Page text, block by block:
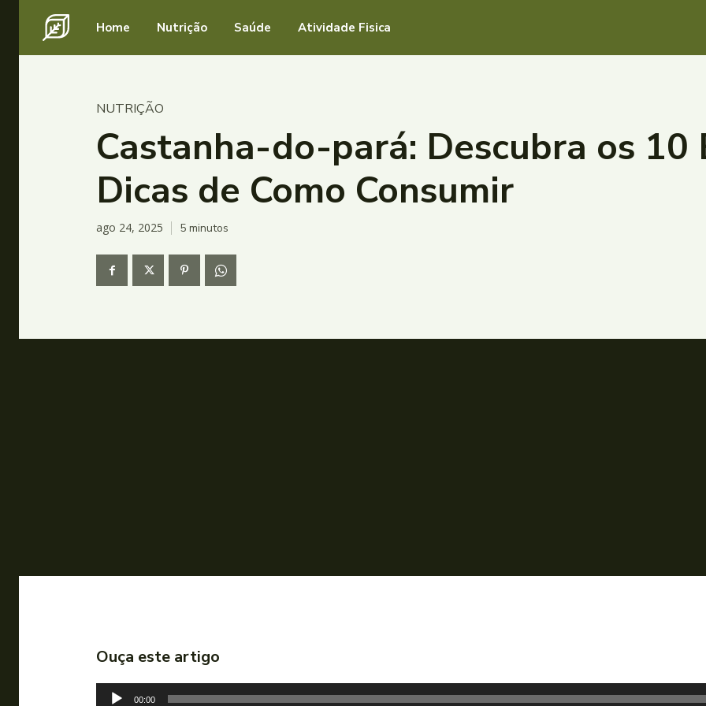
Home Nutrição Saúde Atividade Fisica
NUTRIÇÃO
Castanha-do-pará: Descubra os 10
Dicas de Como Consumir
ago 24, 2025 5 minutos
Ouça este artigo
00:00